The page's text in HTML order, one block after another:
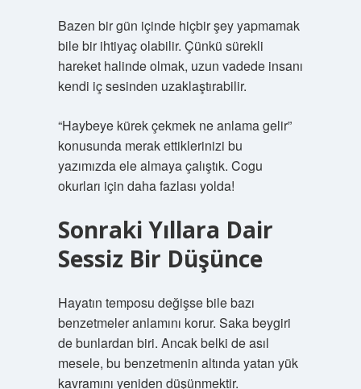
Bazen bir gün içinde hiçbir şey yapmamak
bile bir ihtiyaç olabilir. Çünkü sürekli
hareket halinde olmak, uzun vadede insanı
kendi iç sesinden uzaklaştırabilir.
“Haybeye kürek çekmek ne anlama gelir”
konusunda merak ettiklerinizi bu
yazımızda ele almaya çalıştık. Cogu
okurları için daha fazlası yolda!
Sonraki Yıllara Dair
Sessiz Bir Düşünce
Hayatın temposu değişse bile bazı
benzetmeler anlamını korur. Saka beygiri
de bunlardan biri. Ancak belki de asıl
mesele, bu benzetmenin altında yatan yük
kavramını yeniden düşünmektir.